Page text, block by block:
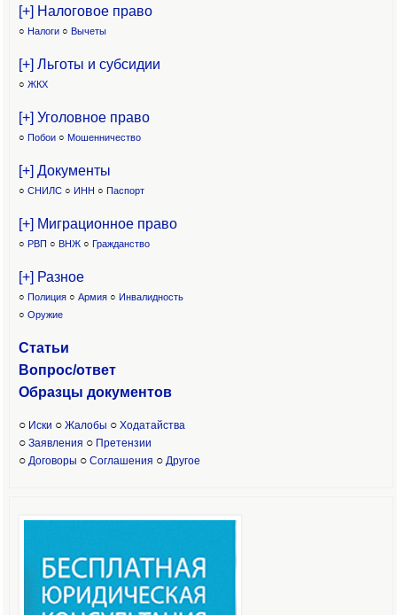
[+] Налоговое право
○ Налоги ○ Вычеты
[+] Льготы и субсидии
○ ЖКХ
[+] Уголовное право
○ Побои ○ Мошенничество
[+] Документы
○ СНИЛС ○ ИНН ○ Паспорт
[+] Миграционное право
○ РВП ○ ВНЖ ○ Гражданство
[+] Разное
○ Полиция ○ Армия ○ Инвалидность
○ Оружие
Статьи
Вопрос/ответ
Образцы документов
○ Иски ○ Жалобы ○ Ходатайства
○ Заявления ○ Претензии
○ Договоры ○ Соглашения ○ Другое